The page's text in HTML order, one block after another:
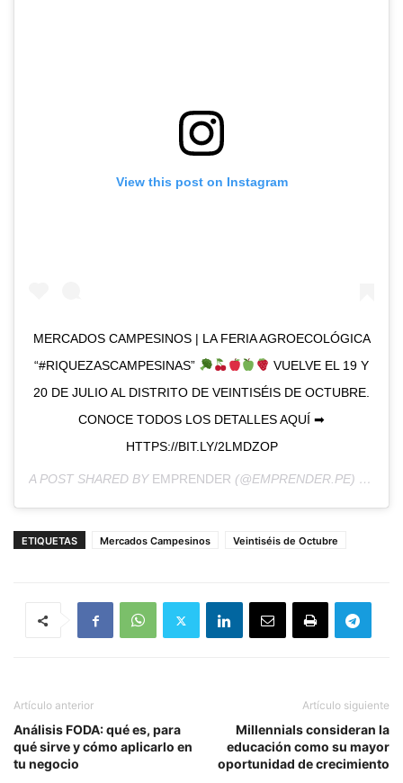
View this post on Instagram
MERCADOS CAMPESINOS | LA FERIA AGROECOLÓGICA
“#RIQUEZASCAMPESINAS”
VUELVE EL 19 Y
20 DE JULIO AL DISTRITO DE VEINTISÉIS DE OCTUBRE.
CONOCE TODOS LOS DETALLES AQUÍ ➡
HTTPS://BIT.LY/2LMDZOP
A POST SHARED BY EMPRENDER (@EMPRENDER.PE) ON
ETIQUETAS Mercados Campesinos Veintiséis de Octubre
Artículo anterior
Análisis FODA: qué es, para
qué sirve y cómo aplicarlo en
tu negocio
Artículo siguiente
Millennials consideran la
educación como su mayor
oportunidad de crecimiento